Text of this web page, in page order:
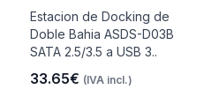
Estacion de Docking de
Doble Bahia ASDS-D03B
SATA 2.5/3.5 a USB 3..
33.65€ (IVA incl.)